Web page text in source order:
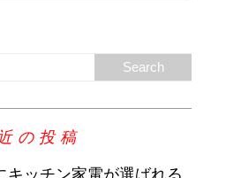
の投稿